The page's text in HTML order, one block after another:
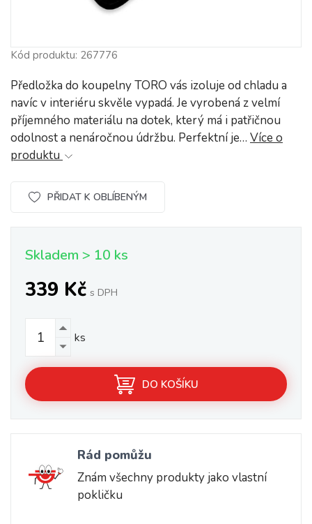
Kód produktu: 267776
Předložka do koupelny TORO vás izoluje od chladu a
navíc v interiéru skvěle vypadá. Je vyrobená z velmí
příjemného materiálu na dotek, který má i patřičnou
odolnost a nenáročnou údržbu. Perfektní je… Více o
produktu
PŘIDAT K OBLÍBENÝM
Skladem > 10 ks
339 Kč s DPH
ks
DO KOŠÍKU
Rád pomůžu
Znám všechny produkty jako vlastní
pokličku